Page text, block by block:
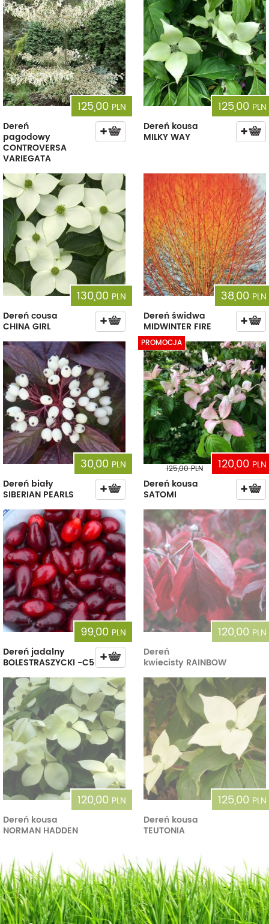
125,00 PLN
Dereń
pagodowy
CONTROVERSA
VARIEGATA
125,00 PLN
Dereń kousa
MILKY WAY
130,00 PLN
Dereń cousa
CHINA GIRL
38,00 PLN
Dereń świdwa
MIDWINTER FIRE
30,00 PLN
Dereń biały
SIBERIAN PEARLS
PROMOCJA
120,00 PLN
125,00PLN
Dereń kousa
SATOMI
99,00 PLN
Dereń jadalny
BOLESTRASZYCKI -C5
120,00 PLN
Dereń
kwiecisty RAINBOW
120,00 PLN
Dereń kousa
NORMAN HADDEN
125,00 PLN
Dereń kousa
TEUTONIA